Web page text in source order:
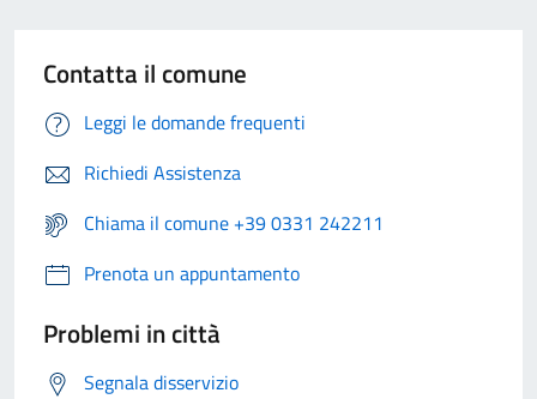
Contatta il comune
Leggi le domande frequenti
Richiedi Assistenza
Chiama il comune +39 0331 242211
Prenota un appuntamento
Problemi in città
Segnala disservizio